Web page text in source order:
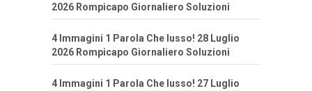
2026 Rompicapo Giornaliero Soluzioni
4 Immagini 1 Parola Che lusso! 28 Luglio
2026 Rompicapo Giornaliero Soluzioni
4 Immagini 1 Parola Che lusso! 27 Luglio